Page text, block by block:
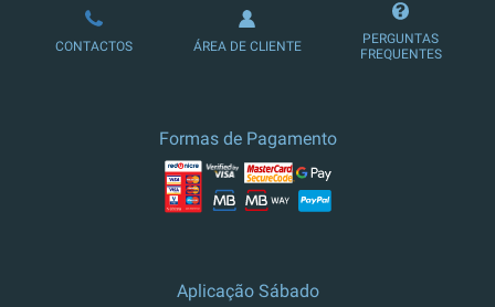
LOJA DE ASSINATURAS
CONTACTOS ÁREA DE CLIENTE
PERGUNTAS
FREQUENTES
Formas de Pagamento
Aplicação Sábado